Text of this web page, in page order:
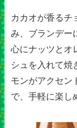
カカオが香るチ
み、ブランデー
心にナッツとオ
シュを入れて焼
モンがアクセン
で、手軽に楽し